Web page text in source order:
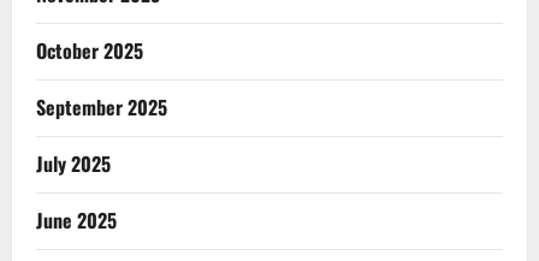
October 2025
September 2025
July 2025
June 2025